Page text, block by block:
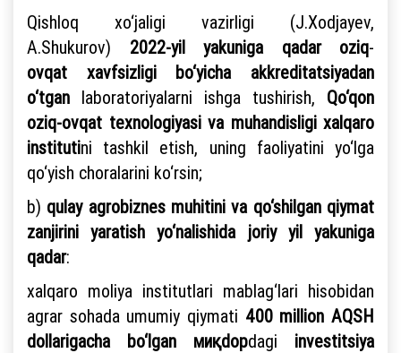
Qishloq xo‘jaligi vazirligi (J.Xodjayev,
A.Shukurov) 2022-yil yakuniga qadar oziq-
ovqat
xavfsizligi bo‘yicha akkreditatsiyadan
o‘tgan laboratoriyalarni ishga tushirish, Qo‘qon
oziq-ovqat texnologiyasi va muhandisligi xalqaro
institutini tashkil etish, uning faoliyatini yo‘lga
qo‘yish choralarini ko‘rsin;
b) qulay agrobiznes muhitini va qo‘shilgan qiymat
zanjirini yaratish yo‘nalishida joriy yil yakuniga
qadar:
xalqaro moliya institutlari mablag‘lari hisobidan
agrar sohada umumiy qiymati 400 million AQSH
dollarigacha bo‘lgan миқdорdagi investitsiya